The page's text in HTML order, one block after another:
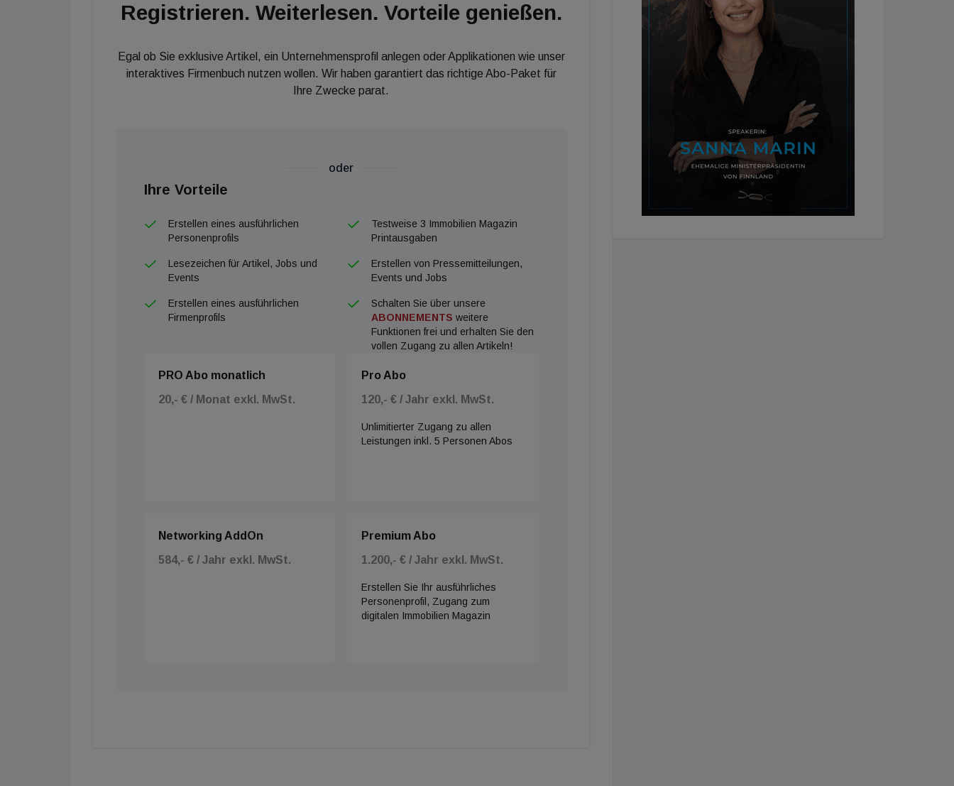
Registrieren. Weiterlesen. Vorteile genießen.
Egal ob Sie exklusive Artikel, ein Unternehmensprofil anlegen oder Applikationen wie unser
interaktives Firmenbuch nutzen wollen. Wir haben garantiert das richtige Abo-Paket für
Ihre Zwecke parat.
oder
Ihre Vorteile
Erstellen eines ausführlichen
Personenprofils
Testweise 3 Immobilien Magazin
Printausgaben
Lesezeichen für Artikel, Jobs und
Events
Erstellen von Pressemitteilungen,
Events und Jobs
Erstellen eines ausführlichen
Firmenprofils
Schalten Sie über unsere
ABONNEMENTS weitere
Funktionen frei und erhalten Sie den
vollen Zugang zu allen Artikeln!
PRO Abo monatlich
20,- € / Monat exkl. MwSt.
Pro Abo
120,- € / Jahr exkl. MwSt.
Unlimitierter Zugang zu allen
Leistungen inkl. 5 Personen Abos
Networking AddOn
584,- € / Jahr exkl. MwSt.
Premium Abo
1.200,- € / Jahr exkl. MwSt.
Erstellen Sie Ihr ausführliches
Personenprofil, Zugang zum
digitalen Immobilien Magazin